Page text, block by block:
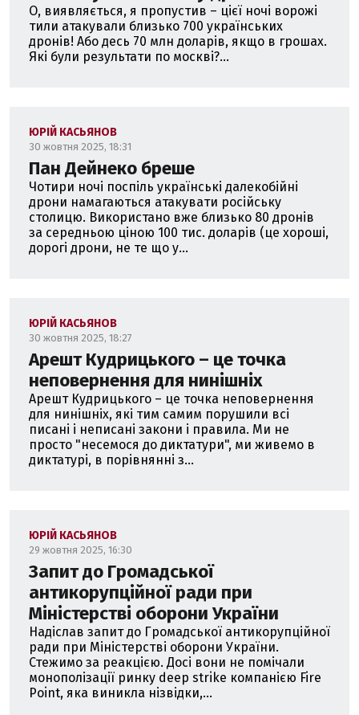
О, виявляється, я пропустив – цієї ночі ворожі
тили атакували близько 700 українських
дронів! Або десь 70 млн доларів, якщо в грошах.
Які були результати по москві?...
ЮРІЙ КАСЬЯНОВ
30 жовтня 2025, 18:31
Пан Дейнеко бреше
Чотири ночі поспіль українські далекобійні
дрони намагаються атакувати російську
столицю. Використано вже близько 80 дронів
за середньою ціною 100 тис. доларів (це хороші,
дорогі дрони, не те що у...
ЮРІЙ КАСЬЯНОВ
30 жовтня 2025, 18:27
Арешт Кудрицького – це точка
неповернення для нинішніх
Арешт Кудрицького – це точка неповернення
для нинішніх, які тим самим порушили всі
писані і неписані закони і правила. Ми не
просто "несемося до диктатури", ми живемо в
диктатурі, в порівнянні з...
ЮРІЙ КАСЬЯНОВ
29 жовтня 2025, 16:30
Запит до Громадської
антикорупційної ради при
Міністерстві оборони України
Надіслав запит до Громадської антикорупційної
ради при Міністерстві оборони України.
Стежимо за реакцією. Досі вони не помічали
монополізації ринку deep strike компанією Fire
Point, яка виникла нізвідки,...